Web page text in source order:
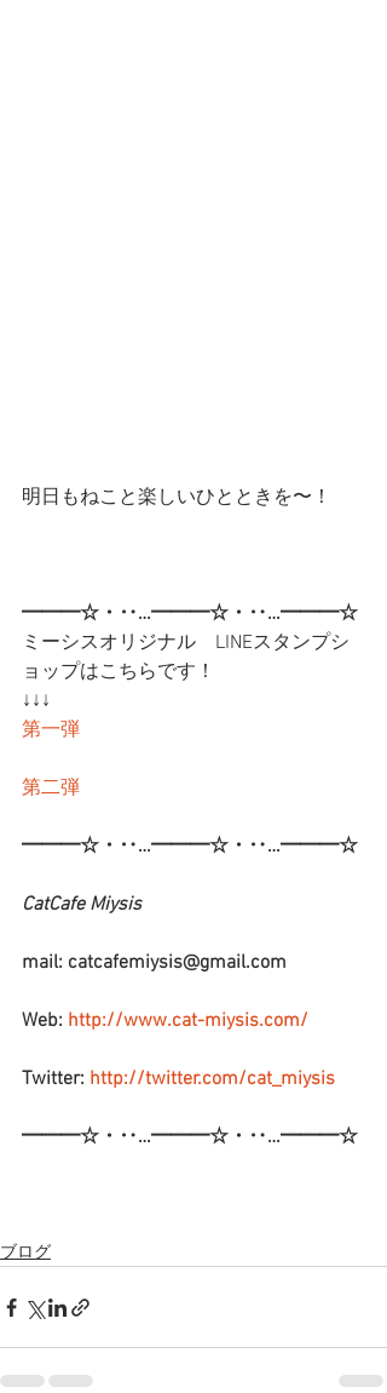
明日もねこと楽しいひとときを〜！
━━━☆・‥…━━━☆・‥…━━━☆
ミーシスオリジナル　LINEスタンプシ
ョップはこちらです！
↓↓↓
第一弾
第二弾
━━━☆・‥…━━━☆・‥…━━━☆
CatCafe Miysis
mail: catcafemiysis@gmail.com
Web: http://www.cat-miysis.com/
Twitter: http://twitter.com/cat_miysis
━━━☆・‥…━━━☆・‥…━━━☆
ブログ